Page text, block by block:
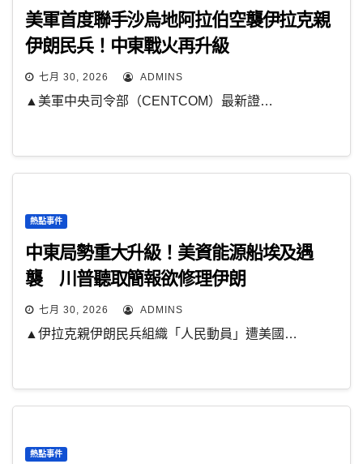
美軍首度聯手沙烏地阿拉伯空襲伊拉克親
伊朗民兵！中東戰火再升級
七月 30, 2026 ADMINS
▲美軍中央司令部（CENTCOM）最新證…
熱點事件
中東局勢重大升級！美資能源船埃及遇
襲 川普聽取簡報欲修理伊朗
七月 30, 2026 ADMINS
▲伊拉克親伊朗民兵組織「人民動員」遭美國…
熱點事件